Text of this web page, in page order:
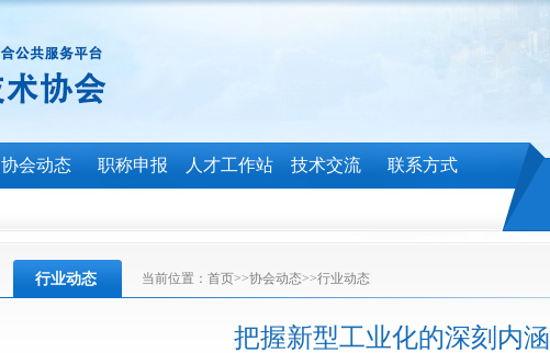
协会动态 职称申报 人才工作站 技术交流 联系方式
行业动态 当前位置： 首页>>协会动态>>行业动态
把握新型工业化的深刻内涵